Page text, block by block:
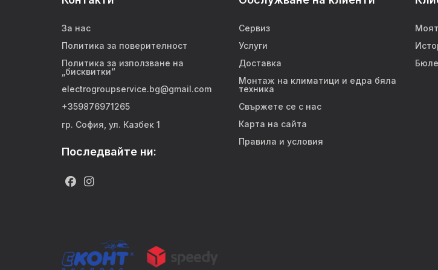
За нас
Политика за поверителност
Политика за използване на
„бисквитки“
electrogroupservice.bg@gmail.com
+359876971265
гр. София, ул. Казбек 1
Последвайте ни:
Сервиз
Услуги
Доставка
Монтаж на климатици и едра бяла
техника
Свържете се с нас
Карта на сайта
Правила и условия